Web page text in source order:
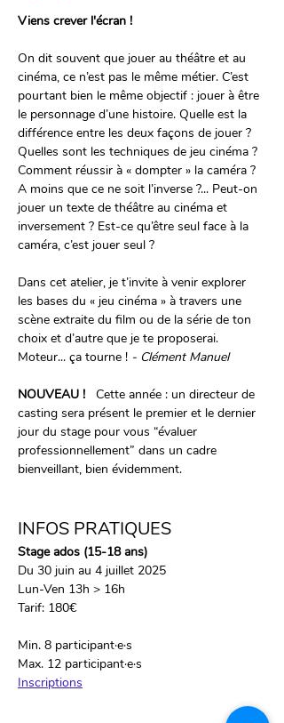
Viens crever l'écran !
On dit souvent que jouer au théâtre et au
cinéma, ce n’est pas le même métier. C’est
pourtant bien le même objectif : jouer à être
le personnage d’une histoire. Quelle est la
différence entre les deux façons de jouer ?
Quelles sont les techniques de jeu cinéma ?
Comment réussir à « dompter » la caméra ?
A moins que ce ne soit l’inverse ?... Peut-on
jouer un texte de théâtre au cinéma et
inversement ? Est-ce qu’être seul face à la
caméra, c’est jouer seul ?
Dans cet atelier, je t’invite à venir explorer
les bases du « jeu cinéma » à travers une
scène extraite du film ou de la série de ton
choix et d’autre que je te proposerai.
Moteur... ça tourne ! - Clément Manuel
NOUVEAU ! Cette année : un directeur de
casting sera présent le premier et le dernier
jour du stage pour vous “évaluer
professionnellement” dans un cadre
bienveillant, bien évidemment.
INFOS PRATIQUES
Stage ados (15-18 ans)
Du 30 juin au 4 juillet 2025
Lun-Ven 13h > 16h
Tarif: 180€
Min. 8 participant·e·s
Max. 12 participant·e·s
Inscriptions